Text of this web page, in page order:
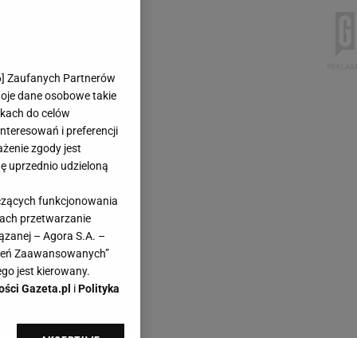
] Zaufanych Partnerów
dane osobowe takie
do celów
i preferencji
zgody jest
uprzednio udzieloną
funkcjonowania
przetwarzanie
– Agora S.A. –
Zaawansowanych”
jest kierowany.
Gazeta.pl iPolityka